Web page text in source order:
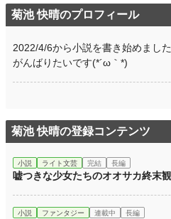
初回完結日時 2025.04.17 20:43
週間ポイント 28 pt (56,925 位)
月間ポイント 56 pt (77,878 位)
累計ポイント 6,394 pt (115,454 位)
菊池 快晴のプロフィール
2022/4/6から小説を書き始めまし
がんばりたいです(*´ω｀*)
菊池 快晴の登録コンテンツ
小説 ライト文芸 完結 長編
嘘つきな少女たちのオオサカ終末
小説 ファンタジー 連載中 長編